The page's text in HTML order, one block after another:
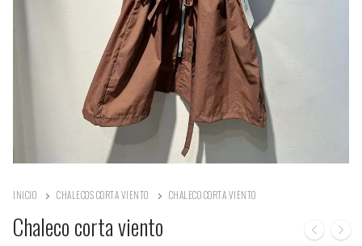
INICIO CHALECOS CORTA VIENTO CHALECO CORTA VIENTO
Chaleco corta viento